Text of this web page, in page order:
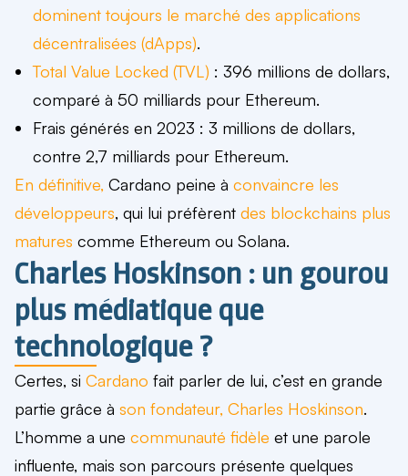
dominent toujours le marché des applications
décentralisées (dApps).
Total Value Locked (TVL) : 396 millions de dollars,
comparé à 50 milliards pour Ethereum.
Frais générés en 2023 : 3 millions de dollars,
contre 2,7 milliards pour Ethereum.
En définitive, Cardano peine à convaincre les
développeurs, qui lui préfèrent des blockchains plus
matures comme Ethereum ou Solana.
Charles Hoskinson : un gourou
plus médiatique que
technologique ?
Certes, si Cardano fait parler de lui, c’est en grande
partie grâce à son fondateur, Charles Hoskinson.
L’homme a une communauté fidèle et une parole
influente, mais son parcours présente quelques